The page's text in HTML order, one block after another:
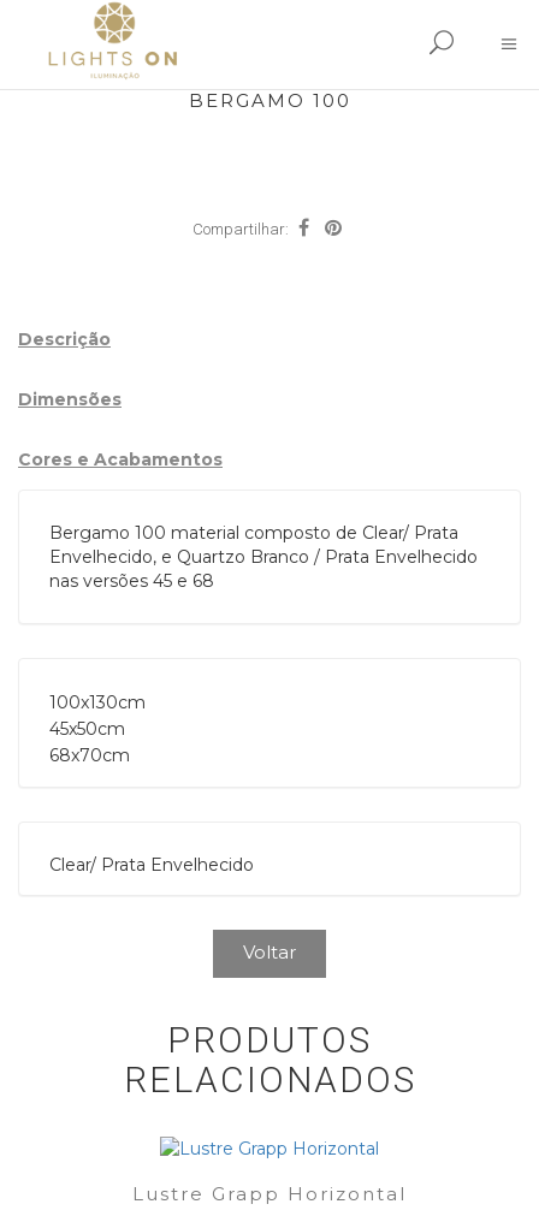
BERGAMO 100
Compartilhar:
Descrição
Dimensões
Cores e Acabamentos
Bergamo 100 material composto de Clear/ Prata
Envelhecido, e Quartzo Branco / Prata Envelhecido
nas versões 45 e 68
100x130cm
45x50cm
68x70cm
Clear/ Prata Envelhecido
Voltar
PRODUTOS
RELACIONADOS
Lustre Grapp Horizontal